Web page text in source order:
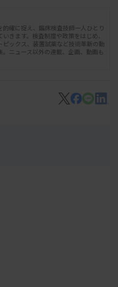
かにしていない。課題に
カルテ情報共有サービス
ステムに改修が必要にな
に、システム改修後に
書6情報のうち、臨床現場
利用可能な状態にする方
ではなく一部の運用開始
的確に捉え、臨床検査技師一人ひとり
きます。検査制度や政策をはじめ、
ピックス、装置試薬など技術革新の動
ニュース以外の連載、企画、動画も